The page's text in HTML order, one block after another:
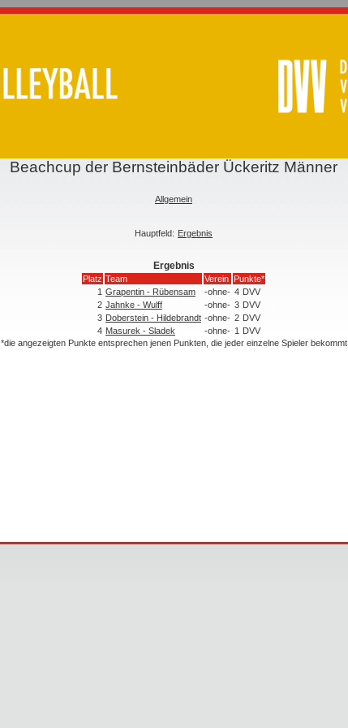
Beachcup der Bernsteinbäder Ückeritz Männer
Allgemein
Hauptfeld: Ergebnis
Ergebnis
Platz Team Verein Punkte*
1 Grapentin - Rübensam -ohne- 4 DVV
2 Jahnke - Wulff -ohne- 3 DVV
3 Doberstein - Hildebrandt -ohne- 2 DVV
4 Masurek - Sladek -ohne- 1 DVV
*die angezeigten Punkte entsprechen jenen Punkten, die jeder einzelne Spieler bekommt